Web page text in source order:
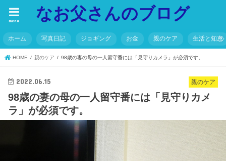
なお父さんのブログ
menu
ホーム 写真日記 ジョギング お金 親のケア 生活と知恵
HOME 親のケア 98歳の妻の母の一人留守番には「見守りカメラ」が必須です。
親のケア
2022.06.15
98歳の妻の母の一人留守番には「見守りカメ
ラ」が必須です。